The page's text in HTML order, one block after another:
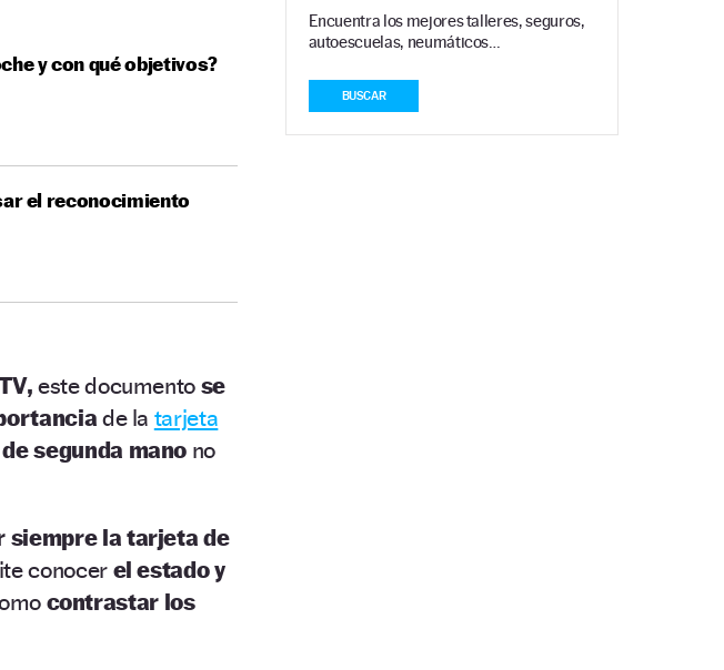
y con qué objetivos?
el reconocimiento
este documento se
de la tarjeta
segunda mano no
siempre la tarjeta de
conocerel estado y
contrastar los
Encuentra los mejores talleres, seguros,
autoescuelas, neumáticos…
BUSCAR